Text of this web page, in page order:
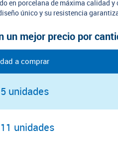
en porcelana de máxima calidad
único y su resistencia
un mejor precio por
a comprar
unidades
unidades